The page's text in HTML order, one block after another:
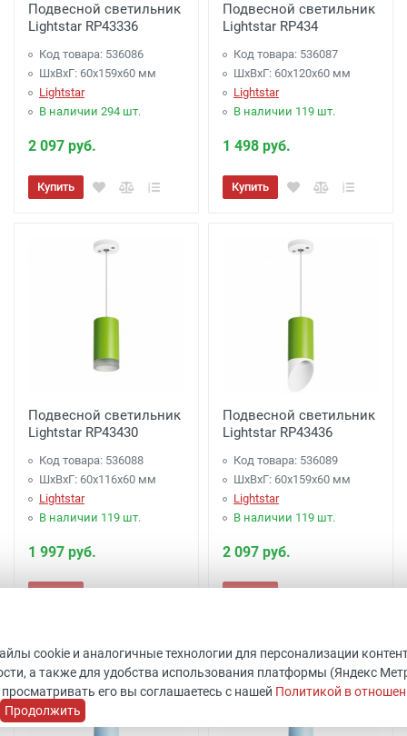
Подвесной светильник
Lightstar RP43336
Код товара: 536086
ШхВхГ: 60x159x60 мм
Lightstar
В наличии 294 шт.
2 097 руб.
Купить
Подвесной светильник
Lightstar RP434
Код товара: 536087
ШхВхГ: 60x120x60 мм
Lightstar
В наличии 119 шт.
1 498 руб.
Купить
Подвесной светильник
Lightstar RP43430
Код товара: 536088
ШхВхГ: 60x116x60 мм
Lightstar
В наличии 119 шт.
1 997 руб.
Подвесной светильник
Lightstar RP43436
Код товара: 536089
ШхВхГ: 60x159x60 мм
Lightstar
В наличии 119 шт.
2 097 руб.
cookie и аналогичные технологии для персонализации
а также для удобства использования платформы (Яндекс
его вы соглашаетесь с нашей Политикой в
Продолжить